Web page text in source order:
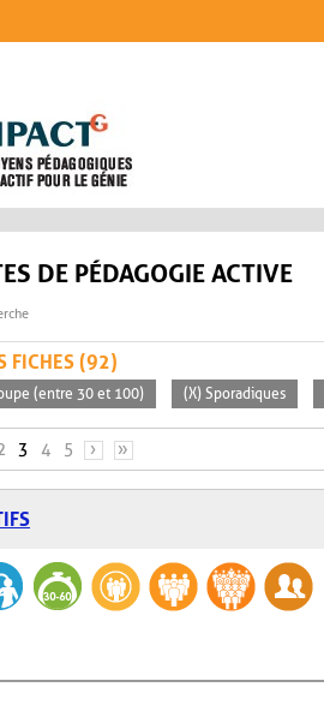
DE PÉDAGOGIE ACTIVE
FICHES (92)
(entre 30 et 100) (X) Sporadiques
3 4 5 › »